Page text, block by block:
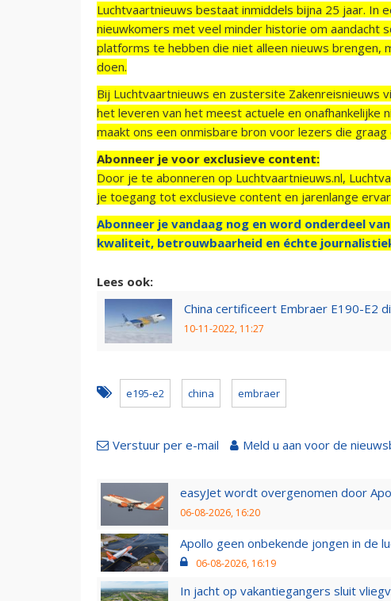
Luchtvaartnieuws bestaat inmiddels bijna 25 jaar. In
nieuwkomers met veel minder historie om aandacht
platforms te hebben die niet alleen nieuws brengen,
doen.
Bij Luchtvaartnieuws en zustersite Zakenreisnieuws
het leveren van het meest actuele en onafhankelijke
maakt ons een onmisbare bron voor lezers die
Abonneer je voor exclusieve content:
Door je te abonneren op Luchtvaartnieuws.nl,
je toegang tot exclusieve content en jarenlange
Abonneer je vandaag nog en word onderdeel
kwaliteit, betrouwbaarheid en échte
Lees ook:
China certificeert Embraer E190-E2
10-11-2022, 11:27
e195-e2 china embraer
Verstuur per e-mail Meld u aan voor de
easyJet wordt overgenomen door
06-08-2026, 16:20
Apollo geen onbekende jongen in de
06-08-2026, 16:19
In jacht op vakantiegangers sluit